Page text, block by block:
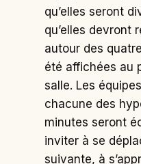
qu’elles seront
qu’elles devront
autour des
été affichées au
salle. Les
chacune des
minutes seront
inviter à se
suivante, à